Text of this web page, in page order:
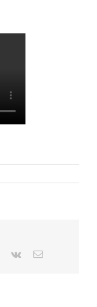
Pinterest
Vk Email